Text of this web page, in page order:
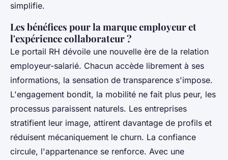
simplifie.
Les bénéfices pour la marque employeur et
l'expérience collaborateur ?
Le portail RH dévoile une nouvelle ère de la relation
employeur-salarié. Chacun accède librement à ses
informations, la sensation de transparence s'impose.
L'engagement bondit, la mobilité ne fait plus peur, les
processus paraissent naturels. Les entreprises
stratifient leur image, attirent davantage de profils et
réduisent mécaniquement le churn. La confiance
circule, l'appartenance se renforce. Avec une